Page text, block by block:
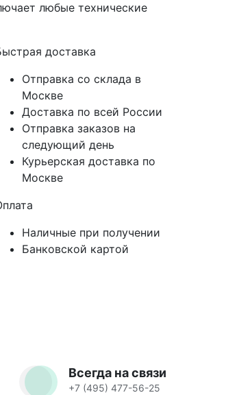
любые технические
доставка
Отправка со склада в
Москве
Доставка по всей России
Отправка заказов на
следующий день
Курьерская доставка по
Москве
Наличные при получении
Банковской картой
Всегда на связи
+7 (495) 477-56-25